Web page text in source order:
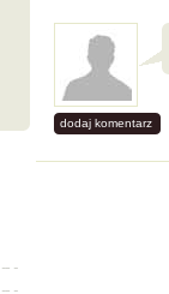
dodaj komentarz